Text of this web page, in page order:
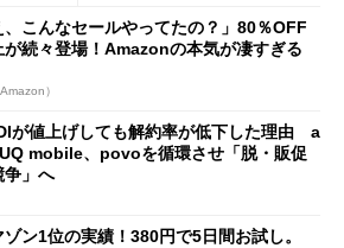
、こんなセールやってたの？」80％OFF
が続々登場！Amazonの本気が凄すぎる
）
が値上げしても解約率が低下した理由 a
mobile、povoを循環させ「脱・販促
争」へ
ゾン1位の実績！380円で5日間お試し。